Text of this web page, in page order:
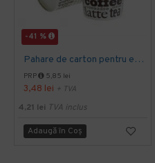
-41 %
Pahare de carton pentru espresso, 4 Oz, 50 buc/set
PRP 5,85 lei
3,48 lei + TVA
4,21 lei TVA inclus
Adaugă în Coş